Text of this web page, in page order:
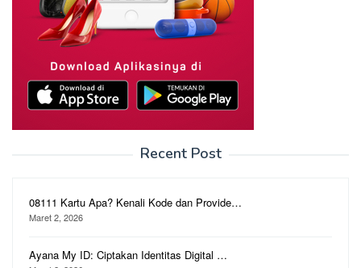
Recent Post
08111 Kartu Apa? Kenali Kode dan Provide…
Maret 2, 2026
Ayana My ID: Ciptakan Identitas Digital …